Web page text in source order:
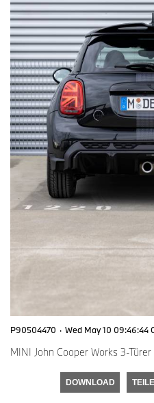
P90504470 · Wed May 10 09:46:44
MINI John Cooper Works 3-
DOWNLOAD